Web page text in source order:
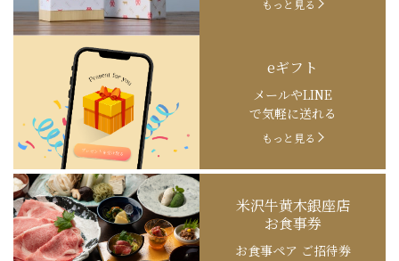
もっと見る
eギフト
メールやLINE
で気軽に送れる
もっと見る
米沢牛黄木銀座店
お食事券
お食事ペア ご招待券